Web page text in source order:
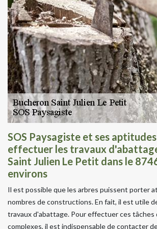
SOS Paysagiste et ses
effectuer les travaux
Saint Julien Le Petit dans le
environs
Il est possible que les arbres puissent porter
nombres de constructions. En fait, il est utile
travaux d'abattage. Pour effectuer ces tâches
complexes, il est indispensable de contacter